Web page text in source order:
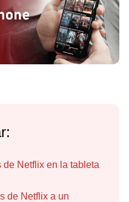
Netflix en la tableta
de Netflix a un